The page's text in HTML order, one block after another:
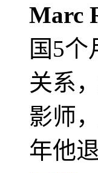
Marc
国5
关系
影师
年他